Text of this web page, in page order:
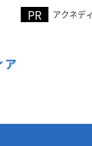
アクネデ